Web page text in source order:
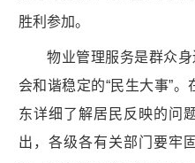
胜利参加。
物业管理服务是群众身
会和谐稳定的“民生大事”
东详细了解居民反映的问
出，各级各有关部门要牢